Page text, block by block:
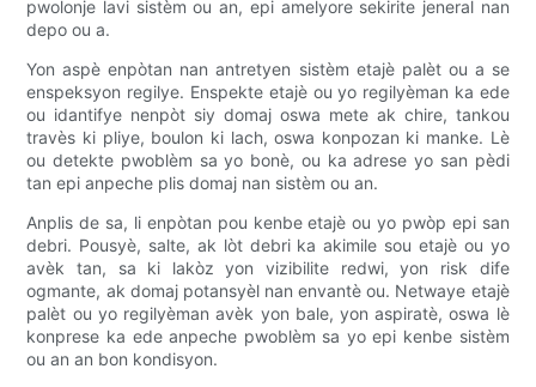
pwolonje lavi sistèm ou an, epi amelyore sekirite jeneral nan
depo ou a.
Yon aspè enpòtan nan antretyen sistèm etajè palèt ou a se
enspeksyon regilye. Enspekte etajè ou yo regilyèman ka ede
ou idantifye nenpòt siy domaj oswa mete ak chire, tankou
travès ki pliye, boulon ki lach, oswa konpozan ki manke. Lè
ou detekte pwoblèm sa yo bonè, ou ka adrese yo san pèdi
tan epi anpeche plis domaj nan sistèm ou an.
Anplis de sa, li enpòtan pou kenbe etajè ou yo pwòp epi san
debri. Pousyè, salte, ak lòt debri ka akimile sou etajè ou yo
avèk tan, sa ki lakòz yon vizibilite redwi, yon risk dife
ogmante, ak domaj potansyèl nan envantè ou. Netwaye etajè
palèt ou yo regilyèman avèk yon bale, yon aspiratè, oswa lè
konprese ka ede anpeche pwoblèm sa yo epi kenbe sistèm
ou an an bon kondisyon.